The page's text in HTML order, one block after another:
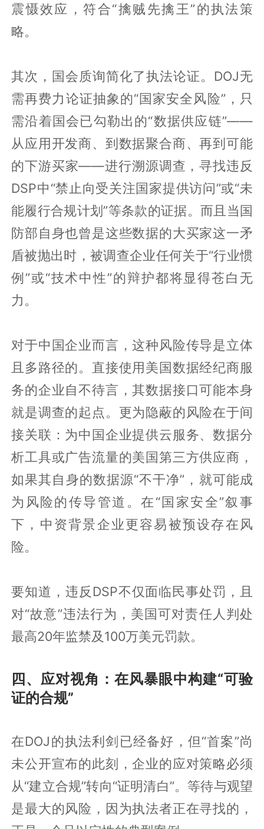
震慑效应，符合“擒贼先擒王”的执法策
略。
其次，国会质询简化了执法论证。DOJ无
需再费力论证抽象的“国家安全风险”，只
需沿着国会已勾勒出的“数据供应链”——
从应用开发商、到数据聚合商、再到可能
的下游买家——进行溯源调查，寻找违反
DSP中“禁止向受关注国家提供访问”或“未
能履行合规计划”等条款的证据。而且当国
防部自身也曾是这些数据的大买家这一矛
盾被抛出时，被调查企业任何关于“行业惯
例”或“技术中性”的辩护都将显得苍白无
力。
对于中国企业而言，这种风险传导是立体
且多路径的。直接使用美国数据经纪商服
务的企业自不待言，其数据接口可能本身
就是调查的起点。更为隐蔽的风险在于间
接关联：为中国企业提供云服务、数据分
析工具或广告流量的美国第三方供应商，
如果其自身的数据源“不干净”，就可能成
为风险的传导管道。在“国家安全”叙事
下，中资背景企业更容易被预设存在风
险。
要知道，违反DSP不仅面临民事处罚，且
对“故意”违法行为，美国可对责任人判处
最高20年监禁及100万美元罚款。
四、应对视角：在风暴眼中构建“可验
证的合规”
在DOJ的执法利剑已经备好，但“首案”尚
未公开宣布的此刻，企业的应对策略必须
从“建立合规”转向“证明清白”。等待与观望
是最大的风险，因为执法者正在寻找的，